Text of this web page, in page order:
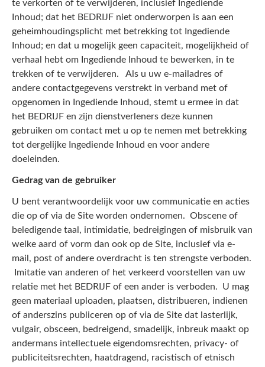
te verkorten of te verwijderen, inclusief Ingediende
Inhoud; dat het BEDRIJF niet onderworpen is aan een
geheimhoudingsplicht met betrekking tot Ingediende
Inhoud; en dat u mogelijk geen capaciteit, mogelijkheid of
verhaal hebt om Ingediende Inhoud te bewerken, in te
trekken of te verwijderen. Als u uw e-mailadres of
andere contactgegevens verstrekt in verband met of
opgenomen in Ingediende Inhoud, stemt u ermee in dat
het BEDRIJF en zijn dienstverleners deze kunnen
gebruiken om contact met u op te nemen met betrekking
tot dergelijke Ingediende Inhoud en voor andere
doeleinden.
Gedrag van de gebruiker
U bent verantwoordelijk voor uw communicatie en acties
die op of via de Site worden ondernomen. Obscene of
beledigende taal, intimidatie, bedreigingen of misbruik van
welke aard of vorm dan ook op de Site, inclusief via e-
mail, post of andere overdracht is ten strengste verboden.
Imitatie van anderen of het verkeerd voorstellen van uw
relatie met het BEDRIJF of een ander is verboden. U mag
geen materiaal uploaden, plaatsen, distribueren, indienen
of anderszins publiceren op of via de Site dat lasterlijk,
vulgair, obsceen, bedreigend, smadelijk, inbreuk maakt op
andermans intellectuele eigendomsrechten, privacy- of
publiciteitsrechten, haatdragend, racistisch of etnisch